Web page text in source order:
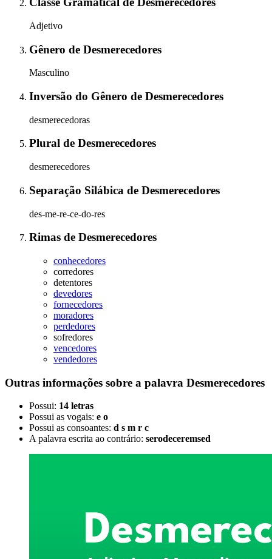
Adjetivo
Gênero de Desmerecedores
Masculino
Inversão do Gênero de Desmerecedores
desmerecedoras
Plural de Desmerecedores
desmerecedores
Separação Silábica de Desmerecedores
des-me-re-ce-do-res
Rimas de Desmerecedores
conhecedores
corredores
detentores
devedores
fornecedores
moradores
perdedores
sofredores
vencedores
vendedores
Outras informações sobre a palavra Desmerecedores
Possui: 14 letras
Possui as vogais: e o
Possui as consoantes: d s m r c
A palavra escrita ao contrário: serodeceremsed